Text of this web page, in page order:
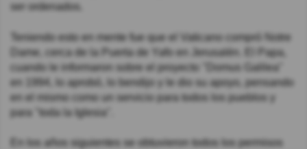
ser ordenados.
Teniendo esto en mente fue que el Vaticano compró Notre
Dame, cerca de la Puerta de Yafo en Jerusalén. El Papa,
cuando le informaron sobre el proyecto "Domus Galilea"
en 1994, lo aprobó, lo bendijo y le dio su apoyo, pensando
en el mismo como un servicio para todos los pueblos y
para "toda la Iglesia".
En los años siguientes se obtuvieron todos los permisos